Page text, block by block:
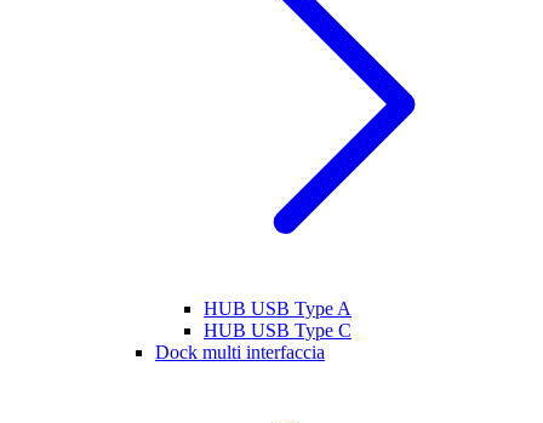
HUB USB Type A
HUB USB Type C
Dock multi interfaccia